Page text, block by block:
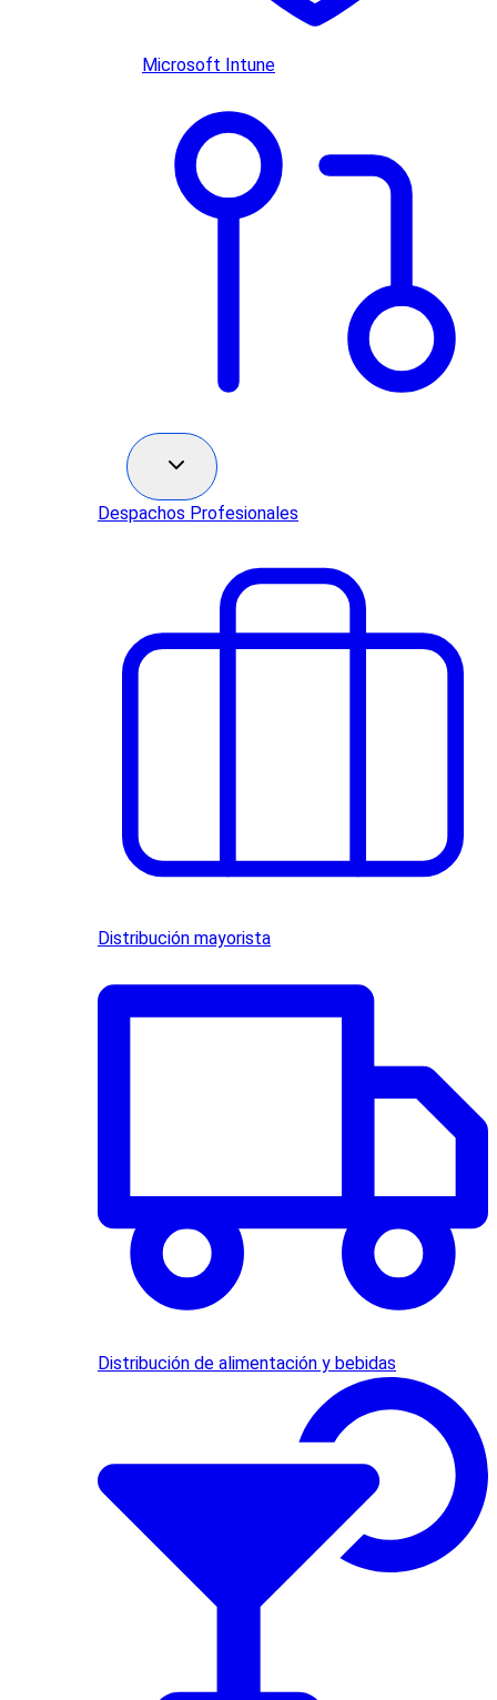
Microsoft Intune
Despachos Profesionales
Distribución mayorista
Distribución de alimentación y bebidas